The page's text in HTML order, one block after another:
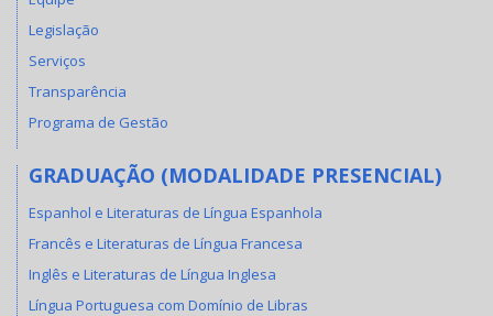
Legislação
Serviços
Transparência
Programa de Gestão
GRADUAÇÃO (MODALIDADE PRESENCIAL)
Espanhol e Literaturas de Língua Espanhola
Francês e Literaturas de Língua Francesa
Inglês e Literaturas de Língua Inglesa
Língua Portuguesa com Domínio de Libras